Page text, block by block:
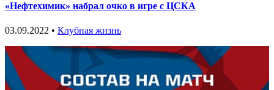
«Нефтехимик» набрал очко в игре с ЦСКА
03.09.2022 • Клубная жизнь